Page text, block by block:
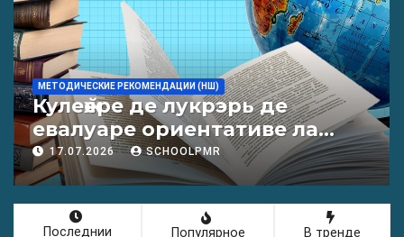
МЕТОДИЧЕСКИЕ РЕКОМЕНДАЦИИ (НШ)
Кулеӂере де лукрэрь де
евалуаре ориентативе ла
лимба молдовеняскэ пентру
елевий класелор примаре
але организациилор де
ынвэцэмынт ӂенерал
17.07.2026 SCHOOLPMR
Последнии Популярное В тренде